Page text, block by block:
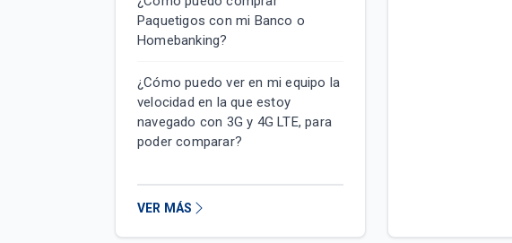
Paquetigos con mi Banco o
Homebanking?
¿Cómo puedo ver en mi equipo la
velocidad en la que estoy
navegado con 3G y 4G LTE, para
poder comparar?
VER MÁS